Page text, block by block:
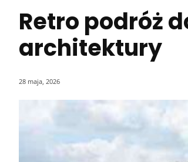
Retro podróż
architektury
28 maja, 2026